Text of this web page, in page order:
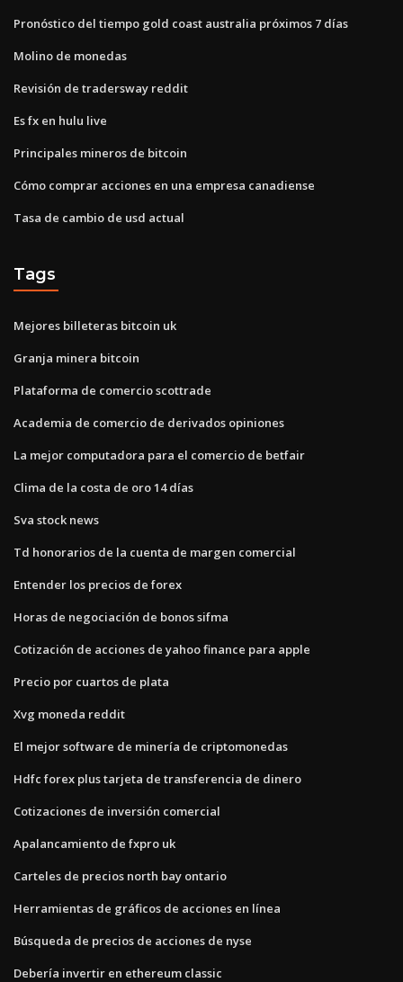
Pronóstico del tiempo gold coast australia próximos 7 días
Molino de monedas
Revisión de tradersway reddit
Es fx en hulu live
Principales mineros de bitcoin
Cómo comprar acciones en una empresa canadiense
Tasa de cambio de usd actual
Tags
Mejores billeteras bitcoin uk
Granja minera bitcoin
Plataforma de comercio scottrade
Academia de comercio de derivados opiniones
La mejor computadora para el comercio de betfair
Clima de la costa de oro 14 días
Sva stock news
Td honorarios de la cuenta de margen comercial
Entender los precios de forex
Horas de negociación de bonos sifma
Cotización de acciones de yahoo finance para apple
Precio por cuartos de plata
Xvg moneda reddit
El mejor software de minería de criptomonedas
Hdfc forex plus tarjeta de transferencia de dinero
Cotizaciones de inversión comercial
Apalancamiento de fxpro uk
Carteles de precios north bay ontario
Herramientas de gráficos de acciones en línea
Búsqueda de precios de acciones de nyse
Debería invertir en ethereum classic